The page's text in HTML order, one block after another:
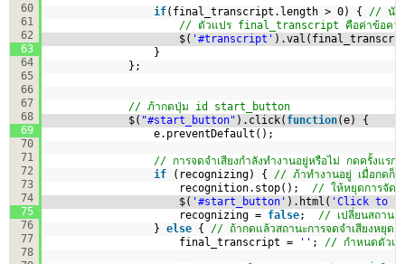
60
61
62
63
64
65
66
67
68
69
70
71
72
73
74
75
76
77
78
if(final_transcript.length > 0) { // นับค
// ตัวแปร final_transcript คือค่าข้อความ
$( '#transcript'
}
};
// ภ้ากดปุ่ม id start_button
$( "#start_button" ).click( function(e) {
e.preventDefault();
// การจดจำเสียงกำลังทำงานอยู่หรือไม่ กดครั้งแรก
if
(recognizing) { // ภ้าทำงานอยู่ เมื่อกดก็จ
recognition.stop(); // ให้หยุดการจัดจ
$( '#start_button' ).html( 'Click to
recognizing = false; // เปลี่ยนสถานะ
} else { // ถ้ากดแล้วสถานะการจดจำเสียงหยุดอ
final_transcript =
'' ; // กำหนดตัวแป